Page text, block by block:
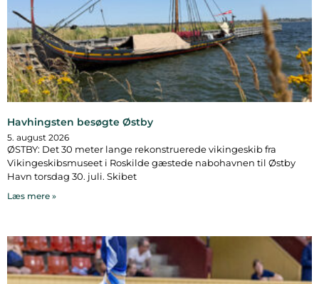
Havhingsten besøgte Østby
5. august 2026
ØSTBY: Det 30 meter lange rekonstruerede vikingeskib fra
Vikingeskibsmuseet i Roskilde gæstede nabohavnen til Østby
Havn torsdag 30. juli. Skibet
Læs mere »